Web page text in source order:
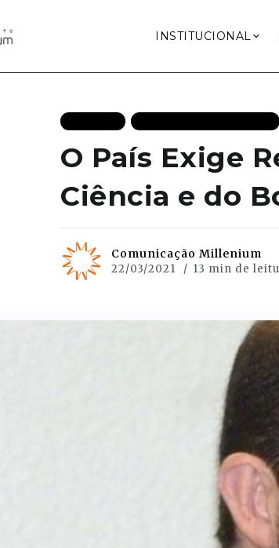
INSTITUCIONAL
O País Exige
Ciência e do
Comunicação Millenium
22/03/2021 13 min de